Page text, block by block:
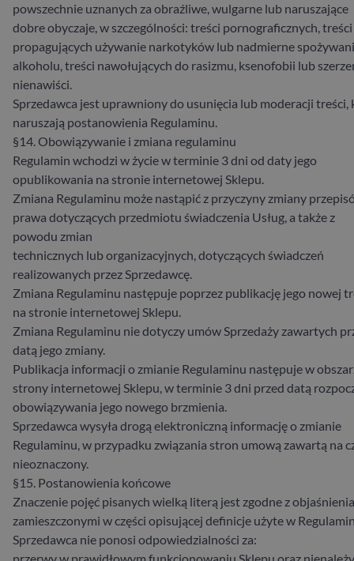
powszechnie uznanych za obraźliwe, wulgarne lub naruszające
dobre obyczaje, w szczególności: treści pornograficznych, treści
propagujących używanie narkotyków lub nadmierne
alkoholu, treści nawołujących do rasizmu, ksenofobii lub
nienawiści.
Sprzedawca jest uprawniony do usunięcia lub moderacji treści,
naruszają postanowienia Regulaminu.
§14. Obowiązywanie i zmiana regulaminu
Regulamin wchodzi w życie w terminie 3 dni od daty jego
opublikowania na stronie internetowej Sklepu.
Zmiana Regulaminu może nastąpić z przyczyny zmiany
prawa dotyczących przedmiotu świadczenia Usług, a także z
powodu zmian
technicznych lub organizacyjnych, dotyczących świadczeń
realizowanych przez Sprzedawcę.
Zmiana Regulaminu następuje poprzez publikację jego nowej
na stronie internetowej Sklepu.
Zmiana Regulaminu nie dotyczy umów Sprzedaży zawartych
datą jego zmiany.
Publikacja informacji o zmianie Regulaminu następuje w
strony internetowej Sklepu, w terminie 3 dni przed datą
obowiązywania jego nowego brzmienia.
Sprzedawca wysyła drogą elektroniczną informację o zmianie
Regulaminu, w przypadku związania stron umową zawartą na
nieoznaczony.
§15. Postanowienia końcowe
Znaczenie pojęć pisanych wielką literą jest zgodne z
zamieszczonymi w części opisującej definicje użyte w
Sprzedawca nie ponosi odpowiedzialności za: